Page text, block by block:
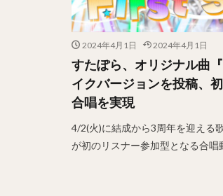
2024年4月1日 2024年4月1日
すたぽら、オリジナル曲
イクバージョンを投稿、
合唱を実現
4/2(火)に結成から3周年を迎える
が初のリスナー参加型となる合唱